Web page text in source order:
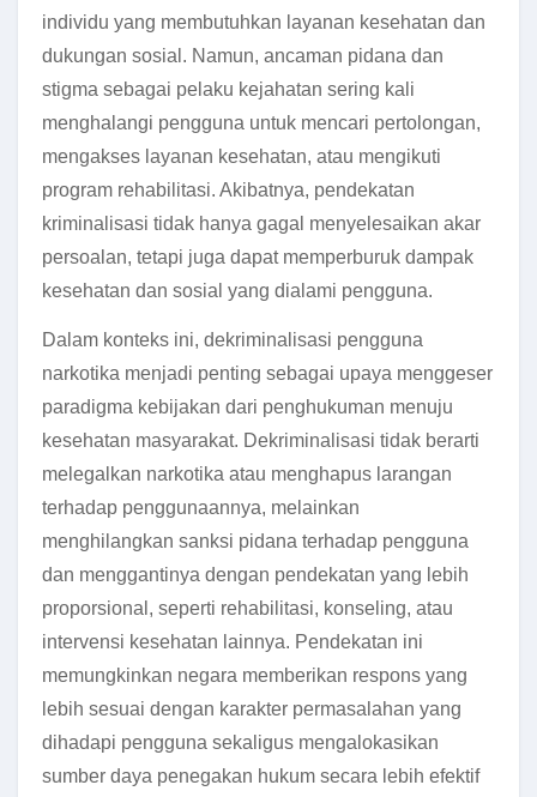
individu yang membutuhkan layanan kesehatan dan
dukungan sosial. Namun, ancaman pidana dan
stigma sebagai pelaku kejahatan sering kali
menghalangi pengguna untuk mencari pertolongan,
mengakses layanan kesehatan, atau mengikuti
program rehabilitasi. Akibatnya, pendekatan
kriminalisasi tidak hanya gagal menyelesaikan akar
persoalan, tetapi juga dapat memperburuk dampak
kesehatan dan sosial yang dialami pengguna.
Dalam konteks ini, dekriminalisasi pengguna
narkotika menjadi penting sebagai upaya menggeser
paradigma kebijakan dari penghukuman menuju
kesehatan masyarakat. Dekriminalisasi tidak berarti
melegalkan narkotika atau menghapus larangan
terhadap penggunaannya, melainkan
menghilangkan sanksi pidana terhadap pengguna
dan menggantinya dengan pendekatan yang lebih
proporsional, seperti rehabilitasi, konseling, atau
intervensi kesehatan lainnya. Pendekatan ini
memungkinkan negara memberikan respons yang
lebih sesuai dengan karakter permasalahan yang
dihadapi pengguna sekaligus mengalokasikan
sumber daya penegakan hukum secara lebih efektif